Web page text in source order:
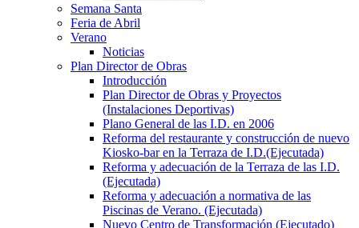
Semana Santa
Feria de Abril
Verano
Noticias
Plan Director de Obras
Introducción
Plan Director de Obras y Proyectos
(Instalaciones Deportivas)
Plano General de las I.D. en 2006
Reforma del restaurante y construcción de nuevo
Kiosko-bar en la Terraza de I.D.(Ejecutada)
Reforma y adecuación de la Terraza de las I.D.
(Ejecutada)
Reforma y adecuación a normativa de las
Piscinas de Verano. (Ejecutada)
Nuevo Centro de Transformación (Ejecutado)